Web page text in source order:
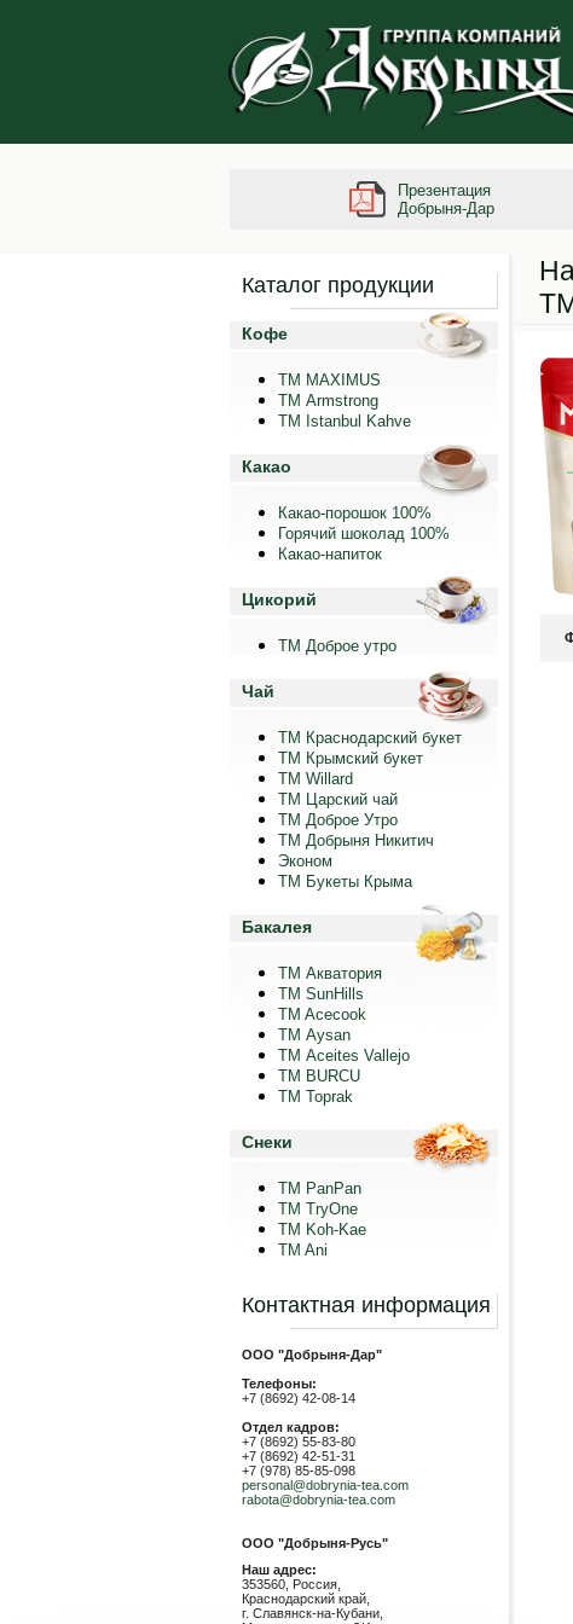
Презентация
Добрыня-Дар
Каталог продукции
Кофе
ТМ MAXIMUS
ТМ Armstrong
TM Istanbul Kahve
Какао
Какао-порошок 100%
Горячий шоколад 100%
Какао-напиток
Цикорий
ТМ Доброе утро
Чай
ТМ Краснодарский букет
ТМ Крымский букет
ТМ Willard
ТМ Царский чай
ТМ Доброе Утро
ТМ Добрыня Никитич
Эконом
ТМ Букеты Крыма
Бакалея
ТМ Акватория
ТМ SunHills
TM Acecook
ТМ Aysan
ТМ Aceites Vallejo
TM BURCU
TM Toprak
Снеки
TM PanPan
ТМ TryOne
ТМ Koh-Kae
TM Ani
Контактная информация
ООО "Добрыня-Дар"
Телефоны:
+7 (8692) 42-08-14
Отдел кадров:
+7 (8692) 55-83-80
+7 (8692) 42-51-31
+7 (978) 85-85-098
personal@dobrynia-tea.com
rabota@dobrynia-tea.com
ООО "Добрыня-Русь"
Наш адрес:
353560, Россия,
Краснодарский край,
г. Славянск-на-Кубани,